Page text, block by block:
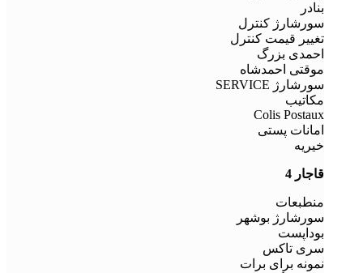
بنادر
سورشارژ کنترل
تغییر قیمت کنترل
احمدی بزرگ
موقتی احمدشاه
سورشارژ SERVICE
مکاتیب
Colis Postaux
امانات پستی
خیریه
قاجار 4
منطبعات
سورشارژ بوشهر
بوداپست
سری تاکس
نمونه برای برات